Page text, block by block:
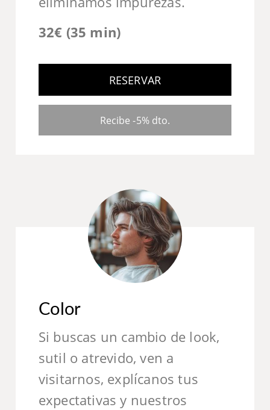
32€ (35 min)
RESERVAR
Recibe -5% dto.
Color
Si buscas un cambio de look,
sutil o atrevido, ven a
visitarnos, explícanos tus
expectativas y nuestros